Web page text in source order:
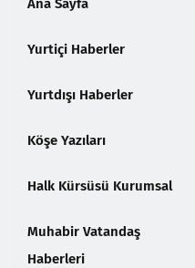
Ana Sayfa
Yurtiçi Haberler
Yurtdışı Haberler
Köşe Yazıları
Halk Kürsüsü Kurumsal
Muhabir Vatandaş
Haberleri